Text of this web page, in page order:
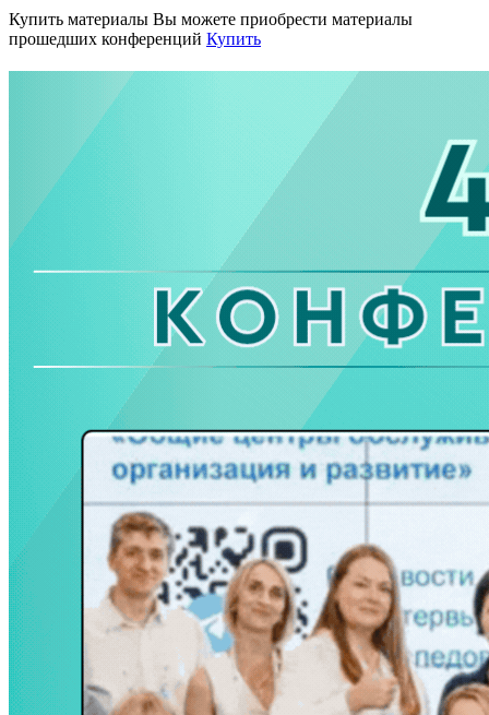
Купить материалы Вы можете приобрести материалы
прошедших конференций Купить